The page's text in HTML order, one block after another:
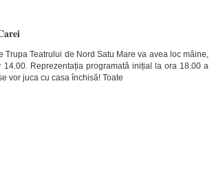
Teatrului de Nord Satu Mare va avea loc mâine,
Reprezentația programată inițial la ora 18.00 a
vor juca cu casa închisă! Toate